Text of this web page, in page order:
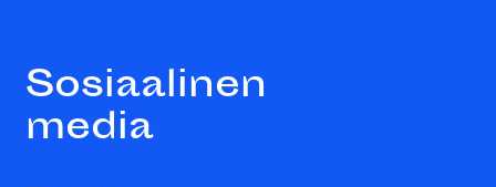
Sosiaalinen
media